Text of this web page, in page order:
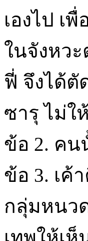
เองไป เ
ในจังหว
ฟี่ จึงได้ตั
ซารุ ไม่ใ
ข้อ 2. คน
ข้อ 3. เค้
กลุ่มหนว